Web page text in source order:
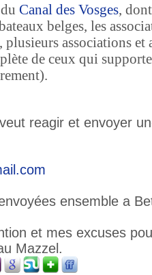
Canal des Vosges,
belges, les
associations et
de ceux qui
reagir et envoyer
ensemble a
et mes excuses
Mazzel.